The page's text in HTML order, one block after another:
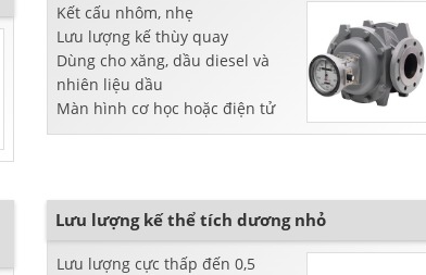
Kết cấu nhôm, nhẹ
Lưu lượng kế thùy quay
Dùng cho xăng, dầu diesel và
nhiên liệu dầu
Màn hình cơ học hoặc điện tử
Lưu lượng kế thể tích dương nhỏ
Lưu lượng cực thấp đến 0,5